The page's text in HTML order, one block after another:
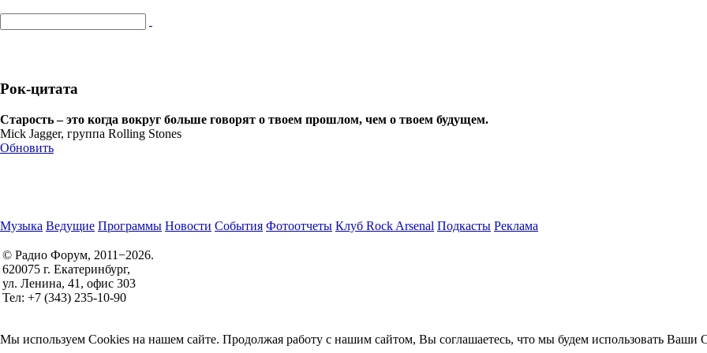
Рок-цитата
Старость – это когда вокруг больше говорят о твоем прошлом, чем о твоем будущем.
Mick Jagger, группа Rolling Stones
Обновить
Музыка Ведущие Программы Новости События Фотоотчеты Клуб Rock Arsenal Подкасты Реклама
© Радио Форум, 2011−2026.
620075 г. Екатеринбург,
ул. Ленина, 41, офис 303
Тел: +7 (343) 235-10-90
Мы используем Cookies на нашем сайте. Продолжая работу с нашим сайтом, Вы соглашаетесь, что мы будем использовать Ваши